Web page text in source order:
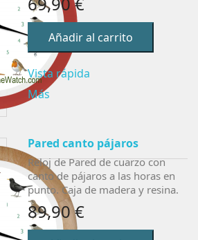
Añadir al carrito
Vista rápida
Más
Pared canto pájaros
Reloj de Pared de cuarzo con
canto de pájaros a las horas en
punto. Caja de madera y resina.
89,90 €